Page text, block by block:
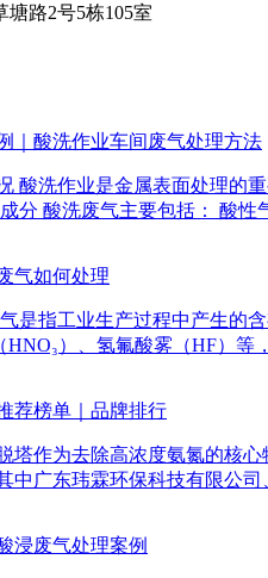
路2号5栋105室
｜酸洗作业车间废气处理方法
酸洗作业是金属表面处理的
分 酸洗废气主要包括： 酸
气如何处理
是指工业生产过程中产生的
HNO₃）、氢氟酸雾（HF）
荐榜单｜品牌排行
塔作为去除高浓度氨氮的核
中广东玮霖环保科技有限公
浸废气处理案例